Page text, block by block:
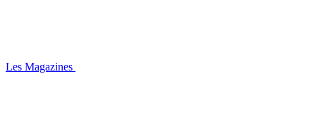
Les Magazines